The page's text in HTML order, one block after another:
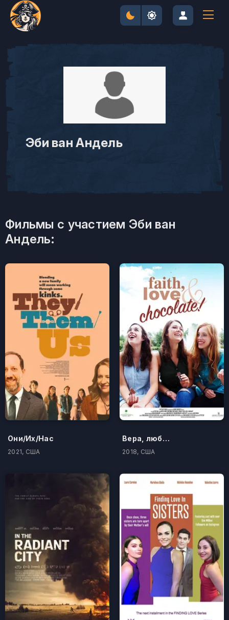
Эби ван Андель
Фильмы с участием Эби ван
Андель:
Они/Их/Нас
2021, США
Вера, любовь и шоколад
2018, США